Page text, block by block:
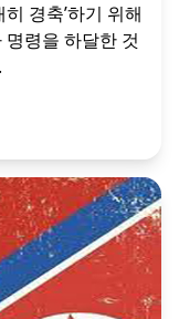
경축’하기 위해
령을 하달한 것